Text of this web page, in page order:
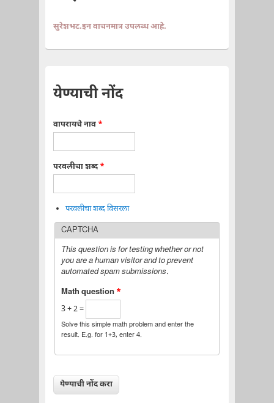
सुरेशभट.इन वाचनमात्र उपलब्ध आहे.
येण्याची नोंद
वापरायचे नाव *
परवलीचा शब्द*
परवलीचा शब्द विसरला
CAPTCHA
This question is for testing whether or not
you are a human visitor and to prevent
automated spam submissions.
Math question *
3 + 2 =
Solve this simple math problem and enter the
result. E.g. for 1+3, enter 4.